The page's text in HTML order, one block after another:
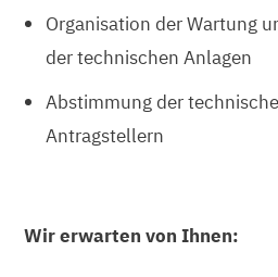
Organisation der Wartung
der technischen Anlagen
Abstimmung der
Antragstellern
Wir erwarten von Ihnen: